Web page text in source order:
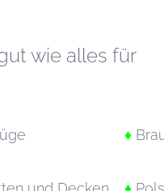
wie alles für
♦